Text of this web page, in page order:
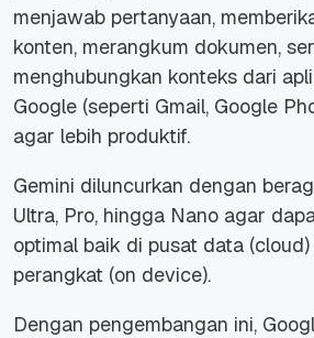
menjawab pertanyaan,
konten, merangkum dokumen,
menghubungkan konteks dari
Google (seperti Gmail, Google
agar lebih produktif.
Gemini diluncurkan dengan
Ultra, Pro, hingga Nano agar
optimal baik di pusat data
perangkat (on device).
Dengan pengembangan ini,